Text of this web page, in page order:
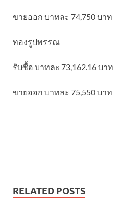
ขายออก บาทละ 74,750 บาท
ทองรูปพรรณ
รับซื้อ บาทละ 73,162.16 บาท
ขายออก บาทละ 75,550 บาท
RELATED POSTS